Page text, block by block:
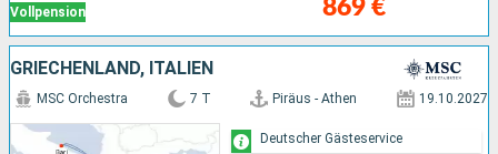
Vollpension 869 €
GRIECHENLAND, ITALIEN
MSC Orchestra 7 T Piräus - Athen 19.10.2027
Deutscher Gästeservice